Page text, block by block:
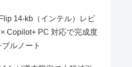
14-kb（インテル）レビ
Copilot+ PC 対応で完成度
ルノート